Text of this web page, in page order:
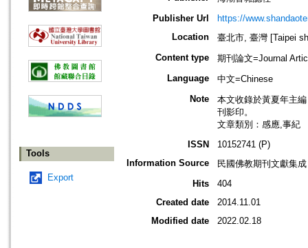
Tools
Export
Publisher Url
https://
Location
臺北市, 臺灣 [Taipei
Content type
期刊論文=Journal
Language
中文=Chinese
Note
本文收錄於黃夏年主
刊影印。
文章類別：感應,事紀
ISSN
10152741 (P)
Information Source
民國佛教期刊文獻集
Hits
404
Created date
2014.11.01
Modified date
2022.02.18